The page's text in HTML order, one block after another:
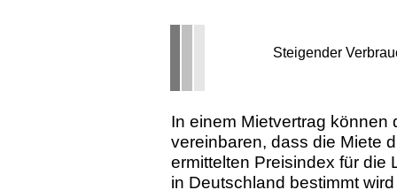
Steigender
In einem Mietvertrag können
vereinbaren, dass die Miete
ermittelten Preisindex für die
in Deutschland bestimmt